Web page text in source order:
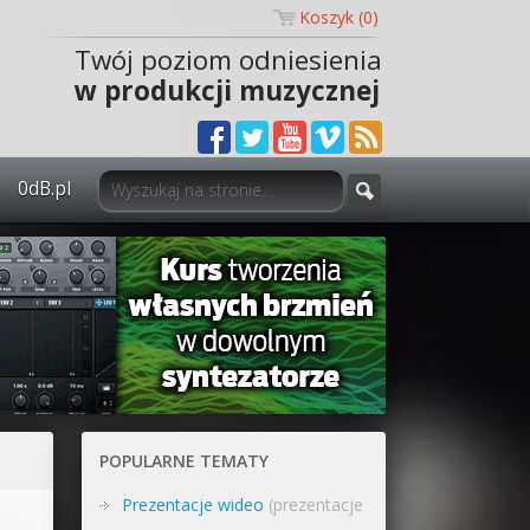
Koszyk (0)
Twój poziom odniesienia
w produkcji muzycznej
0dB.pl
0dB.pl - informacje
Newsletter
Materiały dla mediów
Archiwum aktualności
POPULARNE TEMATY
Prezentacje wideo (prezentacje